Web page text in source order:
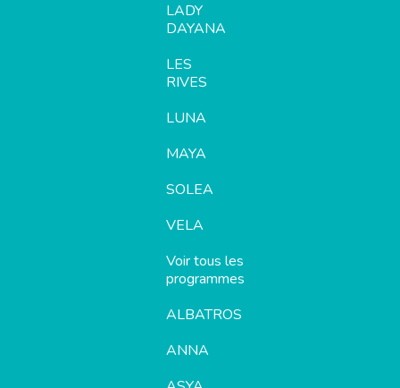
LADY
DAYANA
LES
RIVES
LUNA
MAYA
SOLEA
VELA
Voir tous les
programmes
ALBATROS
ANNA